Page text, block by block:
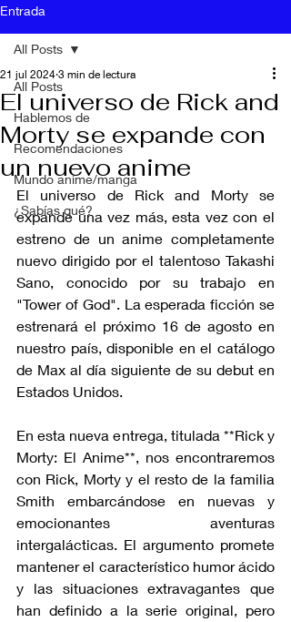
Entrada
All Posts
Hablemos de
Recomendaciones
Mundo anime/manga
¿Sabías qué?
All Posts
El universo de Rick and
Morty se expande con
un nuevo anime
21 jul 2024 3 min de lectura
El universo de Rick and Morty se
expande una vez más, esta vez con el
estreno de un anime completamente
nuevo dirigido por el talentoso Takashi
Sano, conocido por su trabajo en
"Tower of God". La esperada ficción se
estrenará el próximo 16 de agosto en
nuestro país, disponible en el catálogo
de Max al día siguiente de su debut en
Estados Unidos.
En esta nueva entrega, titulada **Rick y
Morty: El Anime**, nos encontraremos
con Rick, Morty y el resto de la familia
Smith embarcándose en nuevas y
emocionantes aventuras
intergalácticas. El argumento promete
mantener el característico humor ácido
y las situaciones extravagantes que
han definido a la serie original, pero